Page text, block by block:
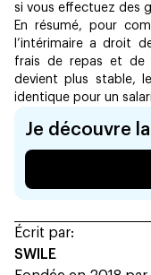
si vous effectuez des
En résumé, pour
l’intérimaire a droit
frais de repas et de
devient plus stable,
identique pour un
Je découvre
Écrit par:
SWILE